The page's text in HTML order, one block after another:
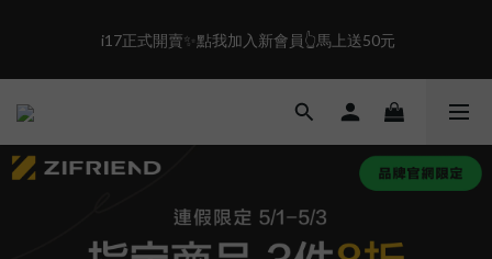
盛夏限定☀️週週抽LINE POINT｜滿1000即享免運
5
0
0
00
i17正式開賣✨點我加入新會員👆馬上送50元
盛夏限定☀️週週抽LINE POINT｜滿1000即享免運